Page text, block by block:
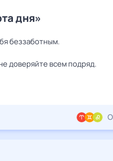
дня»
беззаботным.
доверяйте всем подряд.